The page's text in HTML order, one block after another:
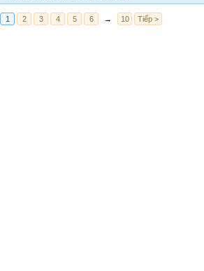
1 2 3 4 5 6 → 10 Tiếp >